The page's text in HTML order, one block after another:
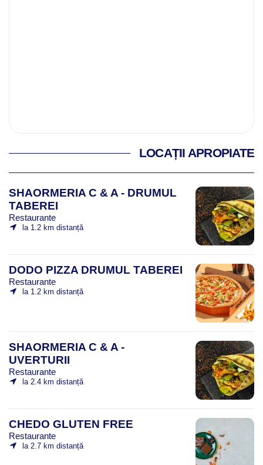
LOCAȚII APROPIATE
SHAORMERIA C & A - DRUMUL
TABEREI
Restaurante
la 1.2 km distanță
DODO PIZZA DRUMUL TABEREI
Restaurante
la 1.2 km distanță
SHAORMERIA C & A -
UVERTURII
Restaurante
la 2.4 km distanță
CHEDO GLUTEN FREE
Restaurante
la 2.7 km distanță